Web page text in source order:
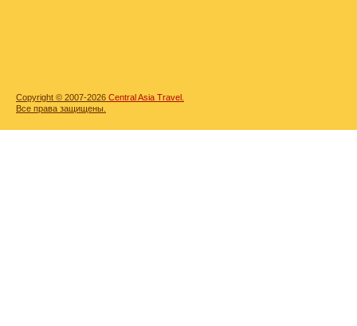
Copyright © 2007-2026 Central Asia Travel.
Все права защищены.